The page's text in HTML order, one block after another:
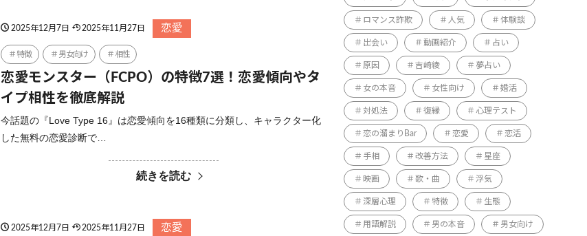
2025年12月7日 2025年11月27日 恋愛
特徴 男女向け 相性
恋愛モンスター（FCPO）の特徴7選！恋愛傾向やタ
イプ相性を徹底解説
今話題の『Love Type 16』は恋愛傾向を16種類に分類し、キャラクター化
した無料の恋愛診断で…
続きを読む
2025年12月7日 2025年11月27日 恋愛
ロマンス詐欺 人気 体験談
出会い 動画紹介 占い
原因 吉崎綾 夢占い
女の本音 女性向け 婚活
対処法 復縁 心理テスト
恋の溜まりBar 恋愛 恋活
手相 改善方法 星座
映画 歌・曲 浮気
深層心理 特徴 生態
用語解説 男の本音 男女向け